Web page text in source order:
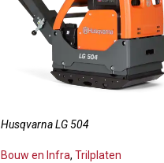
Husqvarna LG 504
Bouw en Infra, Trilplaten